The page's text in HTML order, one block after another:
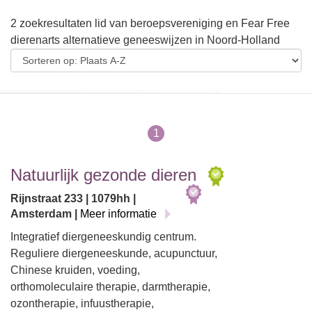
2 zoekresultaten lid van beroepsvereniging en Fear Free
dierenarts alternatieve geneeswijzen in Noord-Holland
1
Natuurlijk gezonde dieren
Rijnstraat 233 | 1079hh |
Amsterdam |
Meer informatie
Integratief diergeneeskundig centrum.
Reguliere diergeneeskunde, acupunctuur,
Chinese kruiden, voeding,
orthomoleculaire therapie, darmtherapie,
ozontherapie, infuustherapie,